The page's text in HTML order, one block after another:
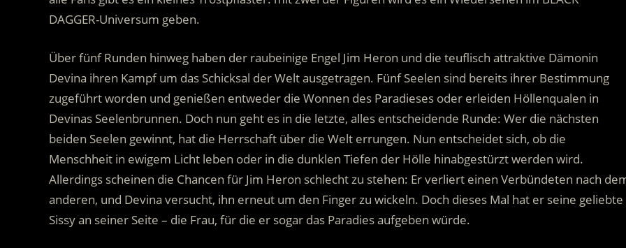
DAGGER-Universum geben.
Über fünf Runden hinweg haben der raubeinige Engel Jim Heron und die teuflisch attraktive Dämonin
Devina ihren Kampf um das Schicksal der Welt ausgetragen. Fünf Seelen sind bereits ihrer Bestimmung
zugeführt worden und genießen entweder die Wonnen des Paradieses oder erleiden Höllenqualen in
Devinas Seelenbrunnen. Doch nun geht es in die letzte, alles entscheidende Runde: Wer die nächsten
beiden Seelen gewinnt, hat die Herrschaft über die Welt errungen. Nun entscheidet sich, ob die
Menschheit in ewigem Licht leben oder in die dunklen Tiefen der Hölle hinabgestürzt werden wird.
Allerdings scheinen die Chancen für Jim Heron schlecht zu stehen: Er verliert einen Verbündeten nach
anderen, und Devina versucht, ihn erneut um den Finger zu wickeln. Doch dieses Mal hat er seine geliebte
Sissy an seiner Seite – die Frau, für die er sogar das Paradies aufgeben würde.